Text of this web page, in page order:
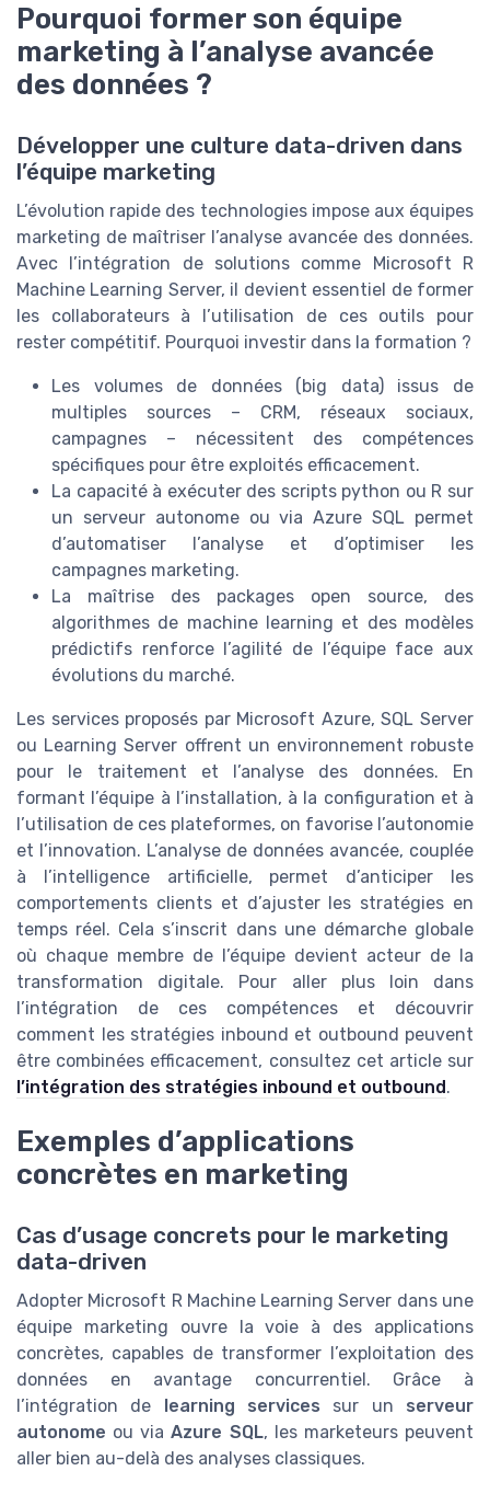
Pourquoi former son équipe
marketing à l’analyse avancée
des données ?
Développer une culture data-driven dans
l’équipe marketing
L’évolution rapide des technologies impose aux équipes
marketing de maîtriser l’analyse avancée des données.
Avec l’intégration de solutions comme Microsoft R
Machine Learning Server, il devient essentiel de former
les collaborateurs à l’utilisation de ces outils pour
rester compétitif. Pourquoi investir dans la formation ?
Les volumes de données (big data) issus de
multiples sources – CRM, réseaux sociaux,
campagnes – nécessitent des compétences
spécifiques pour être exploités efficacement.
La capacité à exécuter des scripts python ou R sur
un serveur autonome ou via Azure SQL permet
d’automatiser l’analyse et d’optimiser les
campagnes marketing.
La maîtrise des packages open source, des
algorithmes de machine learning et des modèles
prédictifs renforce l’agilité de l’équipe face aux
évolutions du marché.
Les services proposés par Microsoft Azure, SQL Server
ou Learning Server offrent un environnement robuste
pour le traitement et l’analyse des données. En
formant l’équipe à l’installation, à la configuration et à
l’utilisation de ces plateformes, on favorise l’autonomie
et l’innovation. L’analyse de données avancée, couplée
à l’intelligence artificielle, permet d’anticiper les
comportements clients et d’ajuster les stratégies en
temps réel. Cela s’inscrit dans une démarche globale
où chaque membre de l’équipe devient acteur de la
transformation digitale. Pour aller plus loin dans
l’intégration de ces compétences et découvrir
comment les stratégies inbound et outbound peuvent
être combinées efficacement, consultez cet article sur
l’intégration des stratégies inbound et outbound.
Exemples d’applications
concrètes en marketing
Cas d’usage concrets pour le marketing
data-driven
Adopter Microsoft R Machine Learning Server dans une
équipe marketing ouvre la voie à des applications
concrètes, capables de transformer l’exploitation des
données en avantage concurrentiel. Grâce à
l’intégration de
learning services sur un serveur
autonome ou viaAzure SQL, les marketeurs peuvent
aller bien au-delà des analyses classiques.